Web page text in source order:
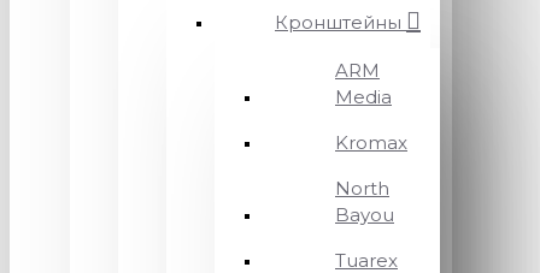
Кронштейны
ARM
Media
Kromax
North
Bayou
Tuarex